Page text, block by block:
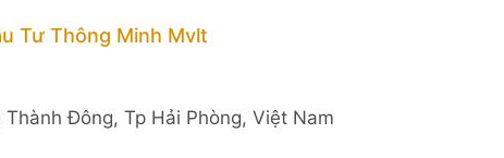
Tư Thông Minh Mvlt
Đông, Tp Hải Phòng, Việt Nam